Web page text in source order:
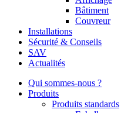
Bâtiment
Couvreur
Installations
Sécurité & Conseils
SAV
Actualités
Qui sommes-nous ?
Produits
Produits standards